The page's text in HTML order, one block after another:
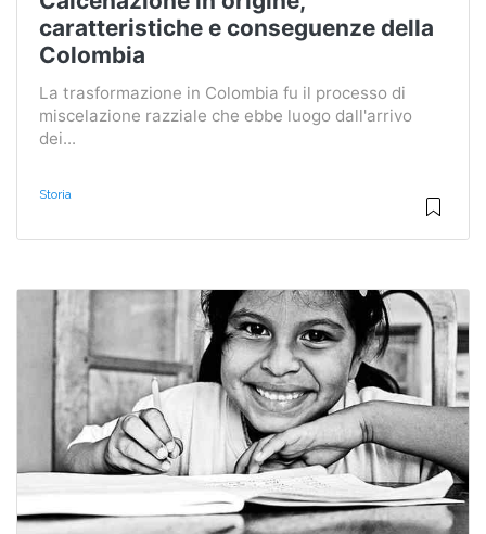
caratteristiche e conseguenze della
Colombia
La trasformazione in Colombia fu il processo di
miscelazione razziale che ebbe luogo dall'arrivo
dei...
Storia